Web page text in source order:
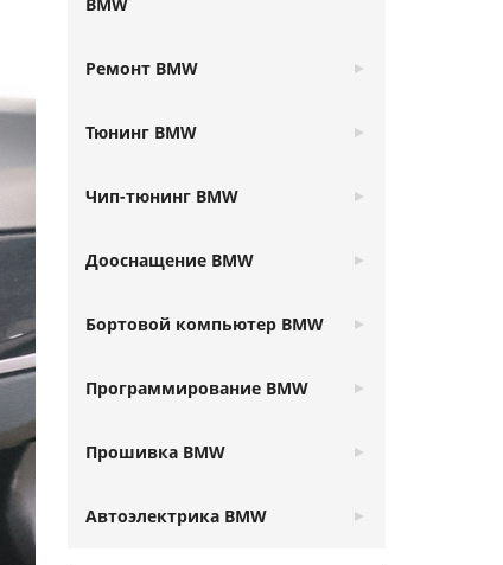
Ремонт BMW
Тюнинг BMW
Чип-тюнинг BMW
Дооснащение BMW
Бортовой компьютер BMW
Программирование BMW
Прошивка BMW
Автоэлектрика BMW